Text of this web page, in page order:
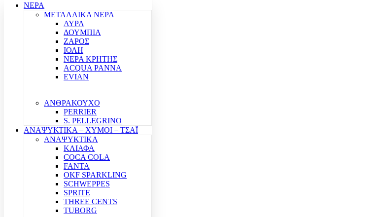
ΝΕΡΑ
ΜΕΤΑΛΛΙΚΑ ΝΕΡΑ
ΑΥΡΑ
ΔΟΥΜΠΙΑ
ΖΑΡΟΣ
ΙΟΛΗ
ΝΕΡΑ ΚΡΗΤΗΣ
ACQUA PANNA
EVIAN
ΑΝΘΡΑΚΟΥΧΟ
PERRIER
S. PELLEGRINO
ΑΝΑΨΥΚΤΙΚΑ – ΧΥΜΟΙ – ΤΣΑΪ
ΑΝΑΨΥΚΤΙΚΑ
ΚΛΙΑΦΑ
COCA COLA
FANTA
OKF SPARKLING
SCHWEPPES
SPRITE
THREE CENTS
TUBORG